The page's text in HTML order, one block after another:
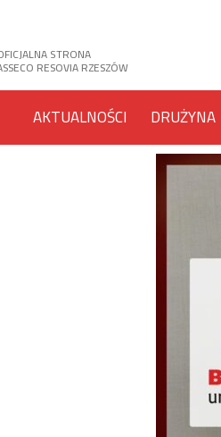
STRONA
RESOVIA RZESZÓW
AKTUALNOŚCI DRUŻYNA